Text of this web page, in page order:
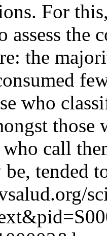
For
assess the
the
who
those
call
tended